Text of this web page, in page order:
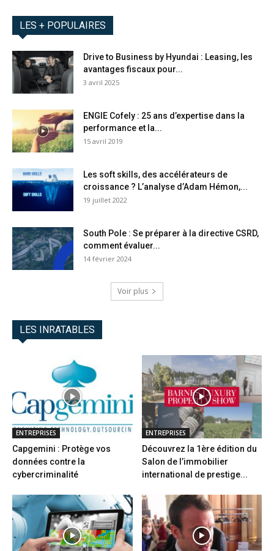
LES + POPULAIRES
Drive to Business by Hyundai : Leasing, les
avantages fiscaux pour...
3 avril 2025
ENGIE Cofely : 25 ans d’expertise dans la
performance et la...
15 avril 2019
Les soft skills, des accélérateurs de
croissance ? L’analyse d’Adam Hémon,...
19 juillet 2022
South Pole : Se préparer à la directive CSRD,
comment évaluer...
14 février 2024
Voir plus
LES INRATABLES
ENTREPRISES
Capgemini : Protège vos
données contre la
cybercriminalité
ENTREPRISES
Découvrez la 1ère édition du
Salon de l’immobilier
international de prestige...